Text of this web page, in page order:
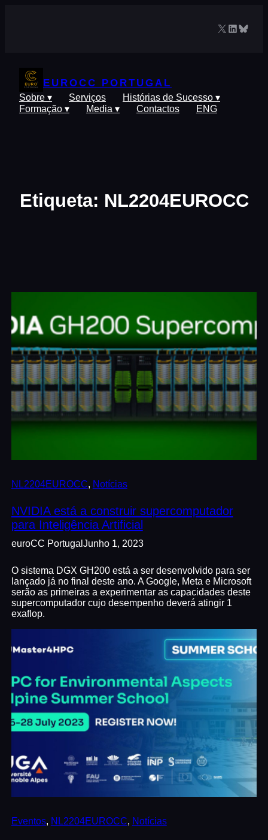
X LinkedIn
EUROCC PORTUGAL
Sobre ▾ Serviços
Histórias de Sucesso ▾
Formação ▾
Media ▾ Contactos ENG
Etiqueta: NL2204EUROCC
NL2204EUROCC, Notícias
NVIDIA está a construir supercomputador
para Inteligência Artificial
euroCC Portugal Junho 1, 2023
O sistema DGX GH200 está a ser desenvolvido para ser
lançado já no final deste ano. A Google, Meta e Microsoft
serão as primeiras a experimentar as capacidades deste
supercomputador cujo desempenho deverá atingir 1
exaflop.
Eventos, NL2204EUROCC, Notícias